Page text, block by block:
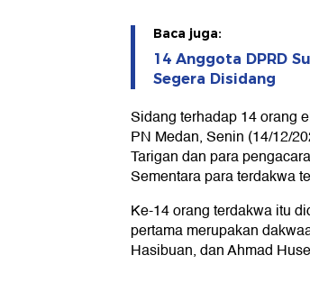
Baca juga:
14 Anggota DPRD
Segera Disidang
Sidang terhadap 14 orang
PN Medan, Senin (14/12/
Tarigan dan para
Sementara para terdakwa
Ke-14 orang terdakwa itu
pertama merupakan
Hasibuan, dan Ahmad